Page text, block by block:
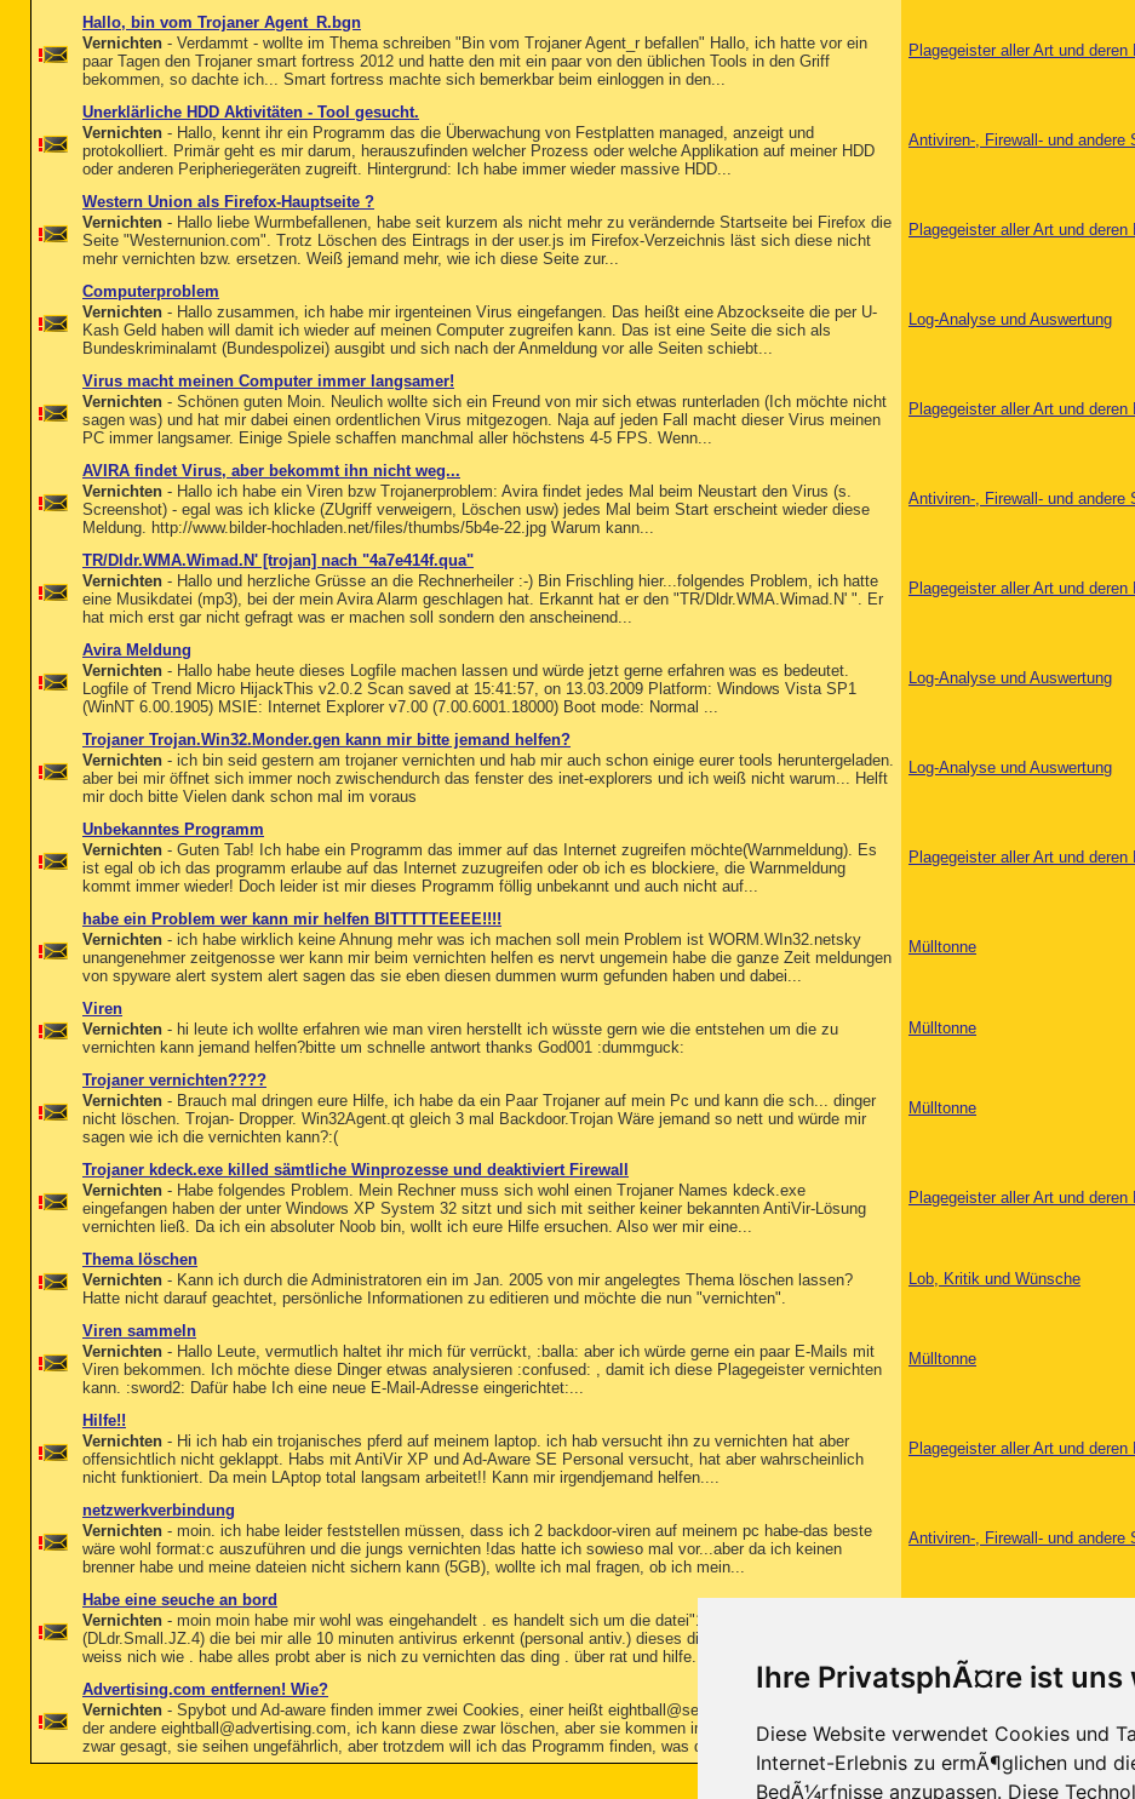
Ihre PrivatsphÃ¤re ist uns
Diese Website verwendet Cookies und
Internet-Erlebnis zu ermÃ¶glichen und
BedÃ¼rfnisse anzupassen. Diese
Hallo, bin vom Trojaner Agent_R.bgn
Vernichten - Verdammt - wollte im Thema schreiben "Bin vom Trojaner Agent_r befallen" Hallo, ich hatte vor ein
paar Tagen den Trojaner smart fortress 2012 und hatte den mit ein paar von den üblichen Tools in den Griff
bekommen, so dachte ich... Smart fortress machte sich bemerkbar beim einloggen in den...
Plagegeister aller Art und deren
Unerklärliche HDD Aktivitäten - Tool gesucht.
Vernichten - Hallo, kennt ihr ein Programm das die Überwachung von Festplatten managed, anzeigt und
protokolliert. Primär geht es mir darum, herauszufinden welcher Prozess oder welche Applikation auf meiner HDD
oder anderen Peripheriegeräten zugreift. Hintergrund: Ich habe immer wieder massive HDD...
Antiviren-, Firewall- und andere
Western Union als Firefox-Hauptseite ?
Vernichten - Hallo liebe Wurmbefallenen, habe seit kurzem als nicht mehr zu verändernde Startseite bei Firefox die
Seite "Westernunion.com". Trotz Löschen des Eintrags in der user.js im Firefox-Verzeichnis läst sich diese nicht
mehr vernichten bzw. ersetzen. Weiß jemand mehr, wie ich diese Seite zur...
Plagegeister aller Art und deren
Computerproblem
Vernichten - Hallo zusammen, ich habe mir irgenteinen Virus eingefangen. Das heißt eine Abzockseite die per U-
Kash Geld haben will damit ich wieder auf meinen Computer zugreifen kann. Das ist eine Seite die sich als
Bundeskriminalamt (Bundespolizei) ausgibt und sich nach der Anmeldung vor alle Seiten schiebt...
Log-Analyse und Auswertung
Virus macht meinen Computer immer langsamer!
Vernichten - Schönen guten Moin. Neulich wollte sich ein Freund von mir sich etwas runterladen (Ich möchte nicht
sagen was) und hat mir dabei einen ordentlichen Virus mitgezogen. Naja auf jeden Fall macht dieser Virus meinen
PC immer langsamer. Einige Spiele schaffen manchmal aller höchstens 4-5 FPS. Wenn...
Plagegeister aller Art und deren
AVIRA findet Virus, aber bekommt ihn nicht weg...
Vernichten - Hallo ich habe ein Viren bzw Trojanerproblem: Avira findet jedes Mal beim Neustart den Virus (s.
Screenshot) - egal was ich klicke (ZUgriff verweigern, Löschen usw) jedes Mal beim Start erscheint wieder diese
Meldung. http://www.bilder-hochladen.net/files/thumbs/5b4e-22.jpg Warum kann...
Antiviren-, Firewall- und andere
TR/Dldr.WMA.Wimad.N' [trojan] nach "4a7e414f.qua"
Vernichten - Hallo und herzliche Grüsse an die Rechnerheiler :-) Bin Frischling hier...folgendes Problem, ich hatte
eine Musikdatei (mp3), bei der mein Avira Alarm geschlagen hat. Erkannt hat er den "TR/Dldr.WMA.Wimad.N' ". Er
hat mich erst gar nicht gefragt was er machen soll sondern den anscheinend...
Plagegeister aller Art und deren
Avira Meldung
Vernichten - Hallo habe heute dieses Logfile machen lassen und würde jetzt gerne erfahren was es bedeutet.
Logfile of Trend Micro HijackThis v2.0.2 Scan saved at 15:41:57, on 13.03.2009 Platform: Windows Vista SP1
(WinNT 6.00.1905) MSIE: Internet Explorer v7.00 (7.00.6001.18000) Boot mode: Normal ...
Log-Analyse und Auswertung
Trojaner Trojan.Win32.Monder.gen kann mir bitte jemand helfen?
Vernichten - ich bin seid gestern am trojaner vernichten und hab mir auch schon einige eurer tools heruntergeladen.
aber bei mir öffnet sich immer noch zwischendurch das fenster des inet-explorers und ich weiß nicht warum... Helft
mir doch bitte Vielen dank schon mal im voraus
Log-Analyse und Auswertung
Unbekanntes Programm
Vernichten - Guten Tab! Ich habe ein Programm das immer auf das Internet zugreifen möchte(Warnmeldung). Es
ist egal ob ich das programm erlaube auf das Internet zuzugreifen oder ob ich es blockiere, die Warnmeldung
kommt immer wieder! Doch leider ist mir dieses Programm föllig unbekannt und auch nicht auf...
Plagegeister aller Art und deren
habe ein Problem wer kann mir helfen BITTTTTEEEE!!!!
Vernichten - ich habe wirklich keine Ahnung mehr was ich machen soll mein Problem ist WORM.WIn32.netsky
unangenehmer zeitgenosse wer kann mir beim vernichten helfen es nervt ungemein habe die ganze Zeit meldungen
von spyware alert system alert sagen das sie eben diesen dummen wurm gefunden haben und dabei...
Mülltonne
Viren
Vernichten - hi leute ich wollte erfahren wie man viren herstellt ich wüsste gern wie die entstehen um die zu
vernichten kann jemand helfen?bitte um schnelle antwort thanks God001 :dummguck:
Mülltonne
Trojaner vernichten????
Vernichten - Brauch mal dringen eure Hilfe, ich habe da ein Paar Trojaner auf mein Pc und kann die sch... dinger
nicht löschen. Trojan- Dropper. Win32Agent.qt gleich 3 mal Backdoor.Trojan Wäre jemand so nett und würde mir
sagen wie ich die vernichten kann?:(
Mülltonne
Trojaner kdeck.exe killed sämtliche Winprozesse und deaktiviert Firewall
Vernichten - Habe folgendes Problem. Mein Rechner muss sich wohl einen Trojaner Names kdeck.exe
eingefangen haben der unter Windows XP System 32 sitzt und sich mit seither keiner bekannten AntiVir-Lösung
vernichten ließ. Da ich ein absoluter Noob bin, wollt ich eure Hilfe ersuchen. Also wer mir eine...
Plagegeister aller Art und deren
Thema löschen
Vernichten - Kann ich durch die Administratoren ein im Jan. 2005 von mir angelegtes Thema löschen lassen?
Hatte nicht darauf geachtet, persönliche Informationen zu editieren und möchte die nun "vernichten".
Lob, Kritik und Wünsche
Viren sammeln
Vernichten - Hallo Leute, vermutlich haltet ihr mich für verrückt, :balla: aber ich würde gerne ein paar E-Mails mit
Viren bekommen. Ich möchte diese Dinger etwas analysieren :confused: , damit ich diese Plagegeister vernichten
kann. :sword2: Dafür habe Ich eine neue E-Mail-Adresse eingerichtet:...
Mülltonne
Hilfe!!
Vernichten - Hi ich hab ein trojanisches pferd auf meinem laptop. ich hab versucht ihn zu vernichten hat aber
offensichtlich nicht geklappt. Habs mit AntiVir XP und Ad-Aware SE Personal versucht, hat aber wahrscheinlich
nicht funktioniert. Da mein LAptop total langsam arbeitet!! Kann mir irgendjemand helfen....
Plagegeister aller Art und deren
netzwerkverbindung
Vernichten - moin. ich habe leider feststellen müssen, dass ich 2 backdoor-viren auf meinem pc habe-das beste
wäre wohl format:c auszuführen und die jungs vernichten !das hatte ich sowieso mal vor...aber da ich keinen
brenner habe und meine dateien nicht sichern kann (5GB), wollte ich mal fragen, ob ich mein...
Antiviren-, Firewall- und andere
Habe eine seuche an bord
Vernichten - moin moin habe mir wohl was eingehandelt . es handelt sich um die datei"125016.exe"
(DLdr.Small.JZ.4) die bei mir alle 10 minuten antivirus erkennt (personal antiv.) dieses ding soll mich :lmaa: und ich
weiss nich wie . habe alles probt aber is nich zu vernichten das ding . über rat und hilfe...
Advertising.com entfernen! Wie?
Vernichten - Spybot und Ad-aware finden immer zwei Cookies, einer heißt eightball@servedby.advertising.com und
der andere eightball@advertising.com, ich kann diese zwar löschen, aber sie kommen immer wieder. Mir wurde
zwar gesagt, sie seihen ungefährlich, aber trotzdem will ich das Programm finden, was die...